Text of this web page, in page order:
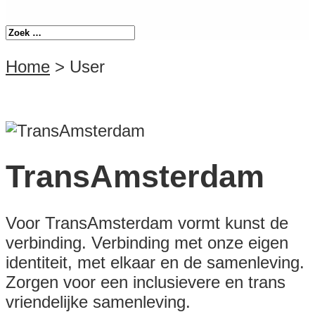
Home > User
TransAmsterdam
Voor TransAmsterdam vormt kunst de
verbinding. Verbinding met onze eigen
identiteit, met elkaar en de samenleving.
Zorgen voor een inclusievere en trans
vriendelijke samenleving.